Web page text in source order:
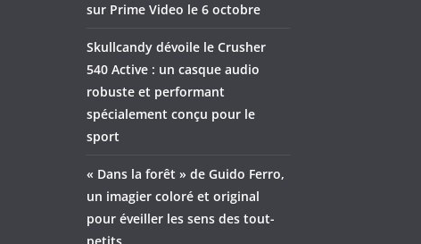
sur Prime Video le 6 octobre
Skullcandy dévoile le Crusher
540 Active : un casque audio
robuste et performant
spécialement conçu pour le
sport
« Dans la forêt » de Guido Ferro,
un imagier coloré et original
pour éveiller les sens des tout-